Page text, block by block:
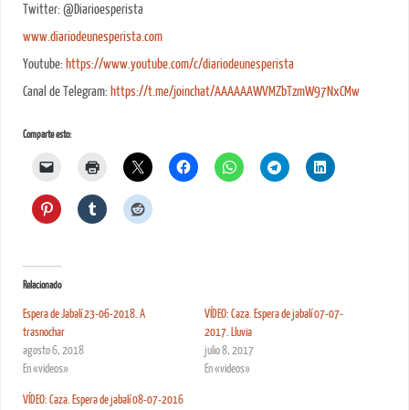
Twitter: @Diarioesperista
www.diariodeunesperista.com
Youtube: https://www.youtube.com/c/diariodeunesperista
Canal de Telegram: https://t.me/joinchat/AAAAAAWVMZbTzmW97NxCMw
Comparte esto:
Relacionado
Espera de Jabalí 23-06-2018. A
trasnochar
agosto 6, 2018
En «videos»
VÍDEO: Caza. Espera de jabalí 07-07-
2017. Lluvia
julio 8, 2017
En «videos»
VÍDEO: Caza. Espera de jabalí 08-07-2016